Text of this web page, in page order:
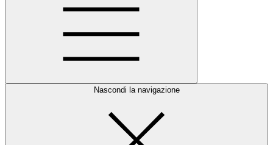
Nascondi la navigazione